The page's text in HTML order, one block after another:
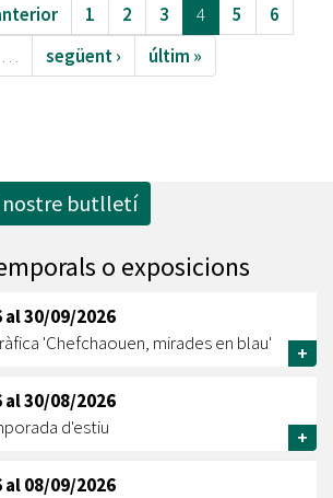
1 2 3 4 5
6
… següent › últim »
nostre butlletí
o exposicions
al30/09/2026
'Chefchaouen, mirades en blau'
+
al30/08/2026
d'estiu
+
al08/09/2026